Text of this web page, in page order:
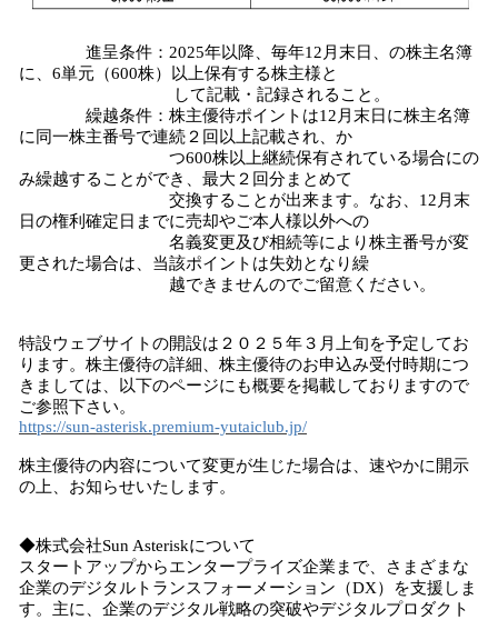
進呈条件：2025年以降、毎年12月末日、の株主名簿
に、6単元（600株）以上保有する株主様と
して記載・記録されること。
繰越条件：株主優待ポイントは12月末日に株主名簿
に同一株主番号で連続２回以上記載され、か
つ600株以上継続保有されている場合にの
み繰越することができ、最大２回分まとめて
交換することが出来ます。なお、12月末
日の権利確定日までに売却やご本人様以外への
名義変更及び相続等により株主番号が変
更された場合は、当該ポイントは失効となり繰
越できませんのでご留意ください。
特設ウェブサイトの開設は２０２５年３月上旬を予定してお
ります。株主優待の詳細、株主優待のお申込み受付時期につ
きましては、以下のページにも概要を掲載しておりますので
ご参照下さい。
https://sun-asterisk.premium-yutaiclub.jp/
株主優待の内容について変更が生じた場合は、速やかに開示
の上、お知らせいたします。
◆株式会社Sun Asteriskについて
スタートアップからエンタープライズ企業まで、さまざまな
企業のデジタルトランスフォーメーション（DX）を支援しま
す。主に、企業のデジタル戦略の突破やデジタルプロダクト